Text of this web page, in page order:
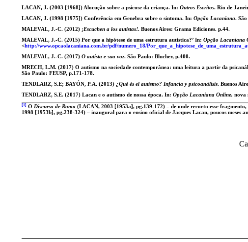
LACAN, J. (2003 [1968]) Alocução sobre a psicose da criança. In: Outros Escritos. Rio de
LACAN, J. (1998 [1975]) Conferência em Genebra sobre o sintoma. In: Opção Lacaniana.
MALEVAL, J.-C. (2012) ¡Escuchen a los autistas!. Buenos Aires: Grama Ediciones. p.44.
MALEVAL, J.-C. (2015) Por que a hipótese de uma estrutura autística?’ In: Opção Lacaniana
<http://www.opcaolacaniana.com.br/pdf/numero_18/
MALEVAL, J.-C. (2017) O autista e sua voz. São Paulo: Blucher, p.400.
MRECH, L.M. (2017) O autismo na sociedade contemporânea: uma leitura a partir da
São Paulo: FEUSP, p.171-178.
TENDLARZ, S.E; BAYÓN, P.A. (2013) ¿Qué és el autismo? Infancia y psicoanálisis. Buenos
TENDLARZ, S.E. (2017) Lacan e o autismo de nossa época. In: Opção Lacaniana Online, nova
[1] O Discurso de Roma (LACAN, 2003 [1953a], pg.139-172) – de onde recorto esse
1998 [1953b], pg.238-324) – inaugural para o ensino oficial de Jacques Lacan, poucos meses